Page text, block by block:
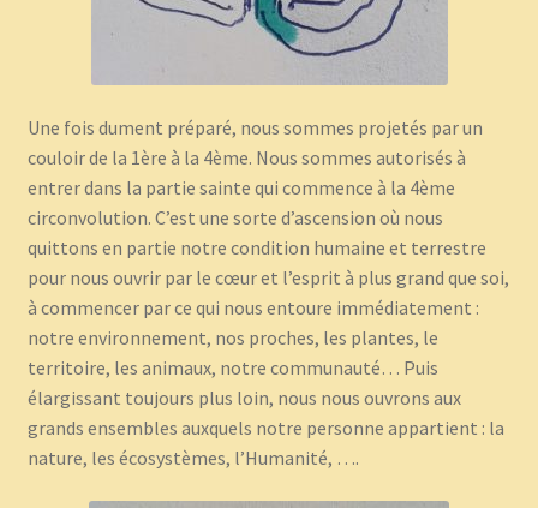
Une fois dument préparé, nous sommes projetés par un
couloir de la 1ère à la 4ème. Nous sommes autorisés à
entrer dans la partie sainte qui commence à la 4ème
circonvolution. C’est une sorte d’ascension où nous
quittons en partie notre condition humaine et terrestre
pour nous ouvrir par le cœur et l’esprit à plus grand que soi,
à commencer par ce qui nous entoure immédiatement :
notre environnement, nos proches, les plantes, le
territoire, les animaux, notre communauté… Puis
élargissant toujours plus loin, nous nous ouvrons aux
grands ensembles auxquels notre personne appartient : la
nature, les écosystèmes, l’Humanité, ….